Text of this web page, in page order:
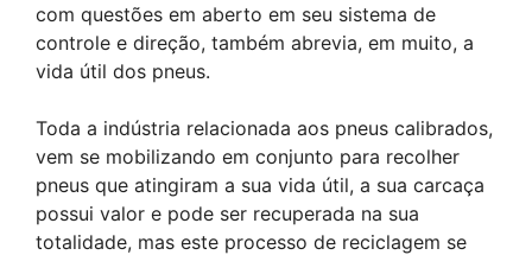
com questões em aberto em seu sistema de
controle e direção, também abrevia, em muito, a
vida útil dos pneus.
Toda a indústria relacionada aos pneus calibrados,
vem se mobilizando em conjunto para recolher
pneus que atingiram a sua vida útil, a sua carcaça
possui valor e pode ser recuperada na sua
totalidade, mas este processo de reciclagem se